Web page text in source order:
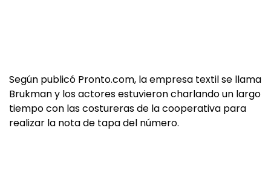
Según publicó Pronto.com, la empresa textil se llama
Brukman y los actores estuvieron charlando un largo
tiempo con las costureras de la cooperativa para
realizar la nota de tapa del número.